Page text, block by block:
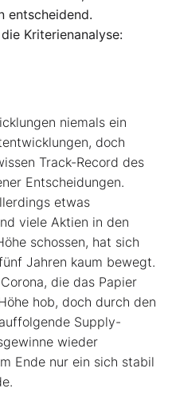
entscheidend.
Kriterienanalyse:
niemals ein
doch
Track-Record des
Entscheidungen.
etwas
viele Aktien in den
schossen, hat sich
Jahren kaum bewegt.
die das Papier
hob, doch durch den
Supply-
wieder
Ende nur ein sich stabil